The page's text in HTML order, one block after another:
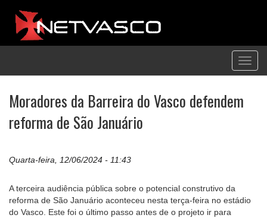
Moradores da Barreira do Vasco defendem
reforma de São Januário
Quarta-feira, 12/06/2024 - 11:43
A terceira audiência pública sobre o potencial construtivo da
reforma de São Januário aconteceu nesta terça-feira no estádio
do Vasco. Este foi o último passo antes de o projeto ir para